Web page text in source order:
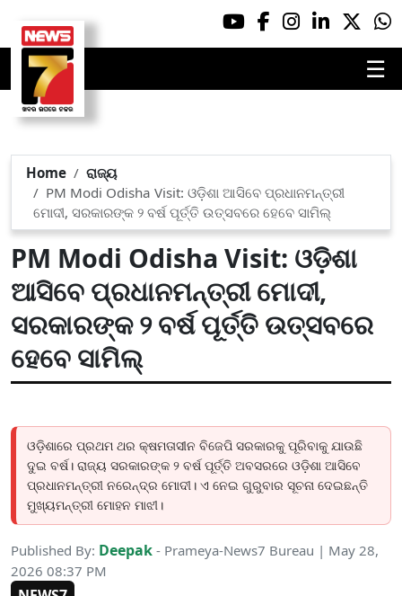
☰
Home
ରାଜ୍ୟ
PM Modi Odisha Visit: ଓଡ଼ିଶା ଆସିବେ ପ୍ରଧାନମନ୍ତ୍ରୀ
ମୋଦୀ, ସରକାରଙ୍କ ୨ ବର୍ଷ ପୂର୍ତ୍ତି ଉତ୍ସବରେ ହେବେ ସାମିଲ୍
PM Modi Odisha Visit: ଓଡ଼ିଶା
ଆସିବେ ପ୍ରଧାନମନ୍ତ୍ରୀ ମୋଦୀ,
ସରକାରଙ୍କ ୨ ବର୍ଷ ପୂର୍ତ୍ତି ଉତ୍ସବରେ
ହେବେ ସାମିଲ୍
ଓଡ଼ିଶାରେ ପ୍ରଥମ ଥର କ୍ଷମତାସୀନ ବିଜେପି ସରକାରକୁ ପୂରିବାକୁ ଯାଉଛି
ଦୁଇ ବର୍ଷ। ରାଜ୍ୟ ସରକାରଙ୍କ ୨ ବର୍ଷ ପୂର୍ତ୍ତି ଅବସରରେ ଓଡ଼ିଶା ଆସିବେ
ପ୍ରଧାନମନ୍ତ୍ରୀ ନରେନ୍ଦ୍ର ମୋଦୀ। ଏ ନେଇ ଗୁରୁବାର ସୂଚନା ଦେଇଛନ୍ତି
ମୁଖ୍ୟମନ୍ତ୍ରୀ ମୋହନ ମାଝୀ।
Published By: Deepak - Prameya-News7 Bureau | May 28,
2026 08:37 PM